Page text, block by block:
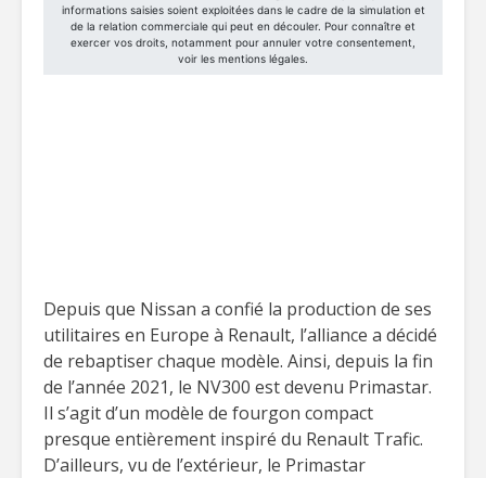
Depuis que Nissan a confié la production de ses
utilitaires en Europe à Renault, l’alliance a décidé
de rebaptiser chaque modèle. Ainsi, depuis la fin
de l’année 2021, le NV300 est devenu Primastar.
Il s’agit d’un modèle de fourgon compact
presque entièrement inspiré du Renault Trafic.
D’ailleurs, vu de l’extérieur, le Primastar